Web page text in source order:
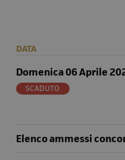
DATA
Domenica 06 Aprile
SCADUTO
Elenco ammessi